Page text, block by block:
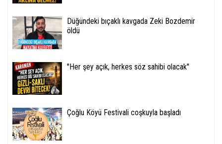
Düğündeki bıçaklı kavgada Zeki Bozdemir
öldü
''Her şey açık, herkes söz sahibi olacak''
Çoğlu Köyü Festivali coşkuyla başladı